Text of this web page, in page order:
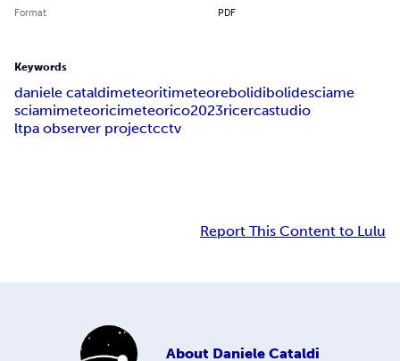
Format PDF
Keywords
daniele cataldimeteoritimeteorebolidibolidesciame
sciamimeteoricimeteorico2023ricercastudio
ltpa observer projectcctv
Report This Content to Lulu
About Daniele Cataldi